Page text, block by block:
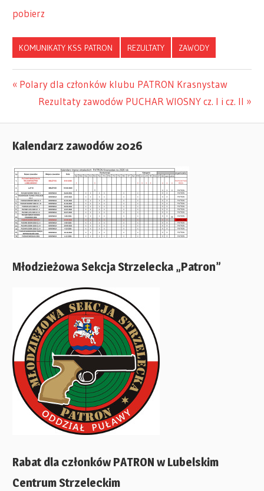
pobierz
KOMUNIKATY KSS PATRON REZULTATY ZAWODY
Nawigacja
wpisu
Previous
Post:
Polary dla członków klubu PATRON Krasnystaw
Next
Rezultaty zawodów PUCHAR WIOSNY cz. I i cz. II
Kalendarz zawodów 2026
Młodzieżowa Sekcja Strzelecka „Patron”
Rabat dla członków PATRON w Lubelskim
Centrum Strzeleckim